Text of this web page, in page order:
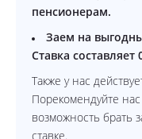
пенсионерам.
Заем на
Ставка составляет
Также у нас
Порекомендуйте
возможность брать
ставке.